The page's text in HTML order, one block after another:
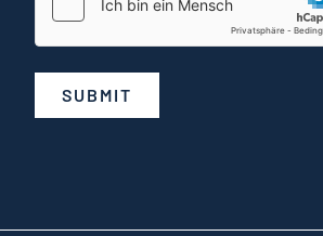
SUBMIT